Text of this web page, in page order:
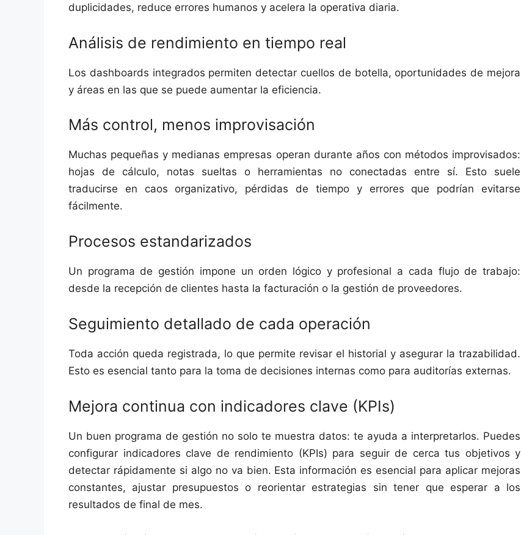
duplicidades, reduce errores humanos y acelera la operativa diaria.
Análisis de rendimiento en tiempo real
Los dashboards integrados permiten detectar cuellos de botella, oportunidades de mejora
y áreas en las que se puede aumentar la eficiencia.
Más control, menos improvisación
Muchas pequeñas y medianas empresas operan durante años con métodos improvisados:
hojas de cálculo, notas sueltas o herramientas no conectadas entre sí. Esto suele
traducirse en caos organizativo, pérdidas de tiempo y errores que podrían evitarse
fácilmente.
Procesos estandarizados
Un programa de gestión impone un orden lógico y profesional a cada flujo de trabajo:
desde la recepción de clientes hasta la facturación o la gestión de proveedores.
Seguimiento detallado de cada operación
Toda acción queda registrada, lo que permite revisar el historial y asegurar la trazabilidad.
Esto es esencial tanto para la toma de decisiones internas como para auditorías externas.
Mejora continua con indicadores clave (KPIs)
Un buen programa de gestión no solo te muestra datos: te ayuda a interpretarlos. Puedes
configurar indicadores clave de rendimiento (KPIs) para seguir de cerca tus objetivos y
detectar rápidamente si algo no va bien. Esta información es esencial para aplicar mejoras
constantes, ajustar presupuestos o reorientar estrategias sin tener que esperar a los
resultados de final de mes.